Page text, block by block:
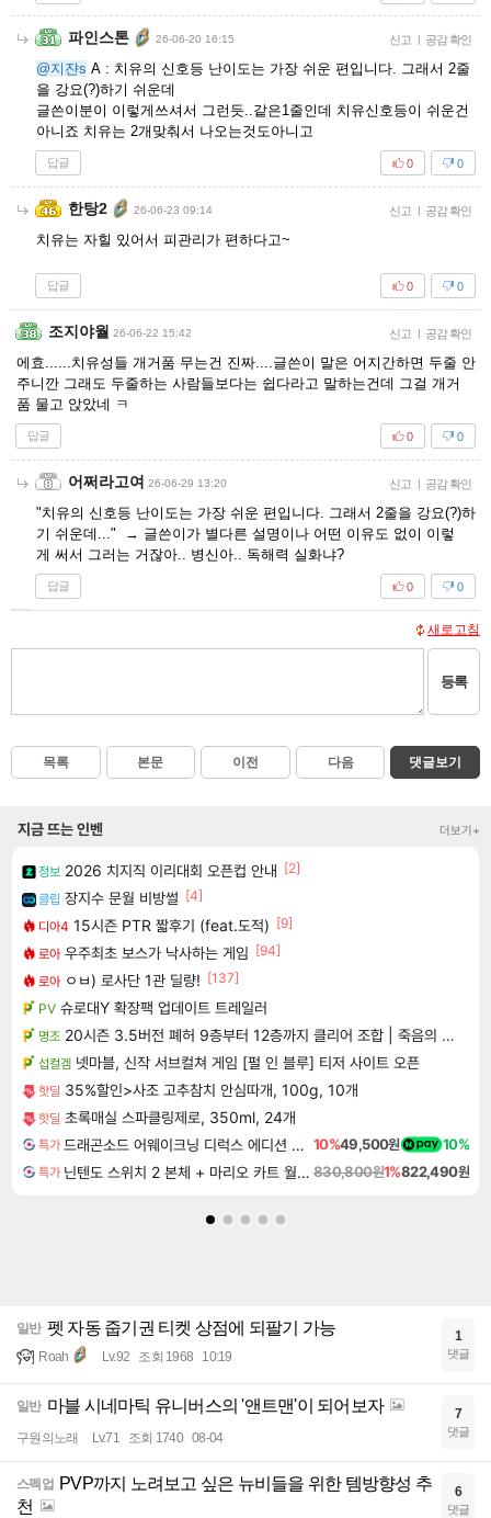
파인스톤 26-06-20 16:15 신고 | 공감 확인
@지쟌s A : 치유의 신호등 난이도는 가장 쉬운 편입니다. 그래서 2줄
을 강요(?)하기 쉬운데
글쓴이분이 이렇게쓰셔서 그런듯..같은1줄인데 치유신호등이 쉬운건
아니죠 치유는 2개맞춰서 나오는것도아니고
답글 0
0
한탕2 26-06-23 09:14 신고 | 공감 확인
치유는 자힐 있어서 피관리가 편하다고~
답글 0
0
조지야월 26-06-22 15:42 신고 | 공감 확인
에효......치유성들 개거품 무는건 진짜....글쓴이 말은 어지간하면 두줄 안
주니깐 그래도 두줄하는 사람들보다는 쉽다라고 말하는건데 그걸 개거
품 물고 앉았네 ㅋ
답글 0
0
어쩌라고여 26-06-29 13:20 신고 | 공감 확인
"치유의 신호등 난이도는 가장 쉬운 편입니다. 그래서 2줄을 강요(?)하
기 쉬운데..." → 글쓴이가 별다른 설명이나 어떤 이유도 없이 이렇
게 써서 그러는 거잖아.. 병신아.. 독해력 실화냐?
답글 0
0
새로고침
등록
목록 본문 이전 다음 댓글보기
지금 뜨는 인벤 더보기+
정보 2026 치지직 이리대회 오픈컵 안내 [2]
클립 장지수 문월 비방썰 [4]
디아4 15시즌 PTR 짧후기 (feat.도적) [9]
로아 우주최초 보스가 낙사하는 게임 [94]
로아 ㅇㅂ) 로사단 1관 딜량! [137]
PV 슈로대Y 확장팩 업데이트 트레일러
명조 20시즌 3.5버전 폐허 9층부터 12층까지 클리어 조합 | 죽음의 노래와 바닷속 폐허 |
섭컬겜 넷마블, 신작 서브컬쳐 게임 [펄 인 블루] 티저 사이트 오픈
핫딜 35%할인>사조 고추참치 안심따개, 100g, 10개
핫딜 초록매실 스파클링제로, 350ml, 24개
특가 드래곤소드 어웨이크닝 디럭스 에디션 DragonSword Awakening Deluxe Edition 10%49,500원 10%
특가 닌텐도 스위치 2 본체 + 마리오 카트 월드 + 슈퍼 마리오 파티 잼버리 닌텐도 스위치 2 에디션 + 잼버리 TV 번들 830,800원1%822,490원
일반 펫 자동 줍기권 티켓 상점에 되팔기 가능
Roah Lv.92 조회 1968 10:19
1
댓글
일반 마블 시네마틱 유니버스의 '앤트맨'이 되어보자
구원의노래 Lv.71 조회 1740 08-04
7
댓글
스펙업
PVP까지 노려보고 싶은 뉴비들을 위한 템방향성 추
천
6
댓글